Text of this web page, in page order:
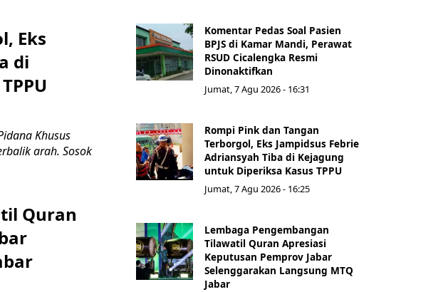
Eks
di
Khusus
arah. Sosok
Quran
Komentar Pedas Soal Pasien
BPJS di Kamar Mandi, Perawat
RSUD Cicalengka Resmi
Dinonaktifkan
Jumat, 7 Agu 2026 - 16:31
Rompi Pink dan Tangan
Terborgol, Eks Jampidsus Febrie
Adriansyah Tiba di Kejagung
untuk Diperiksa Kasus TPPU
Jumat, 7 Agu 2026 - 16:25
Lembaga Pengembangan
Tilawatil Quran Apresiasi
Keputusan Pemprov Jabar
Selenggarakan Langsung MTQ
Jabar